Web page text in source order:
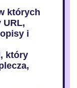
których
URL,
i
który